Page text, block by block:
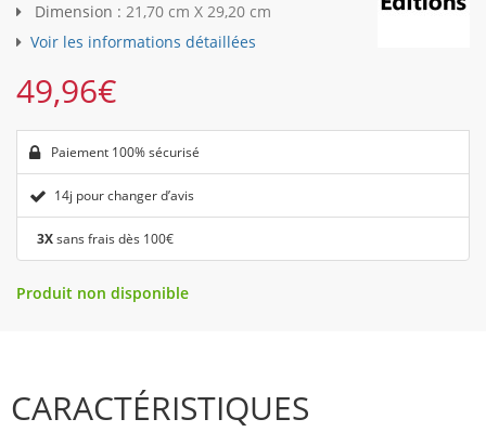
Dimension : 21,70 cm X 29,20 cm
Voir les informations détaillées
49,96€
Paiement 100% sécurisé
14j pour changer d’avis
3Xsans frais dès 100€
Produit non disponible
CARACTÉRISTIQUES